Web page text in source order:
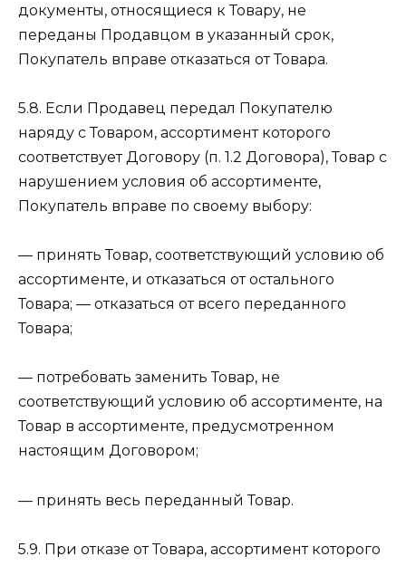
документы, относящиеся к Товару, не
переданы Продавцом в указанный срок,
Покупатель вправе отказаться от Товара.
5.8. Если Продавец передал Покупателю
наряду с Товаром, ассортимент которого
соответствует Договору (п. 1.2 Договора), Товар с
нарушением условия об ассортименте,
Покупатель вправе по своему выбору:
— принять Товар, соответствующий условию об
ассортименте, и отказаться от остального
Товара; — отказаться от всего переданного
Товара;
— потребовать заменить Товар, не
соответствующий условию об ассортименте, на
Товар в ассортименте, предусмотренном
настоящим Договором;
— принять весь переданный Товар.
5.9. При отказе от Товара, ассортимент которого